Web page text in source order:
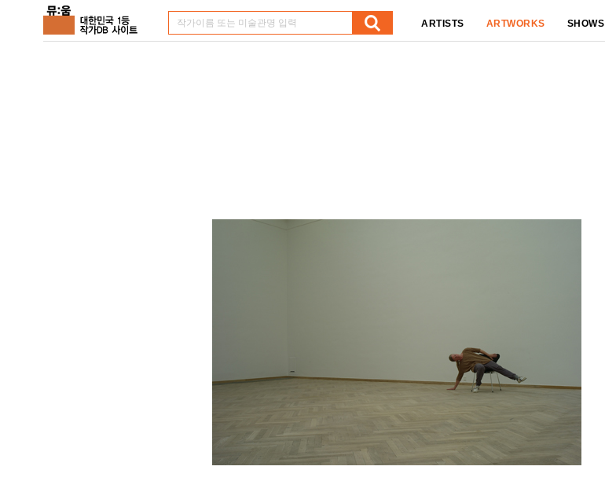
ARTISTS ARTWORKS SHOWS